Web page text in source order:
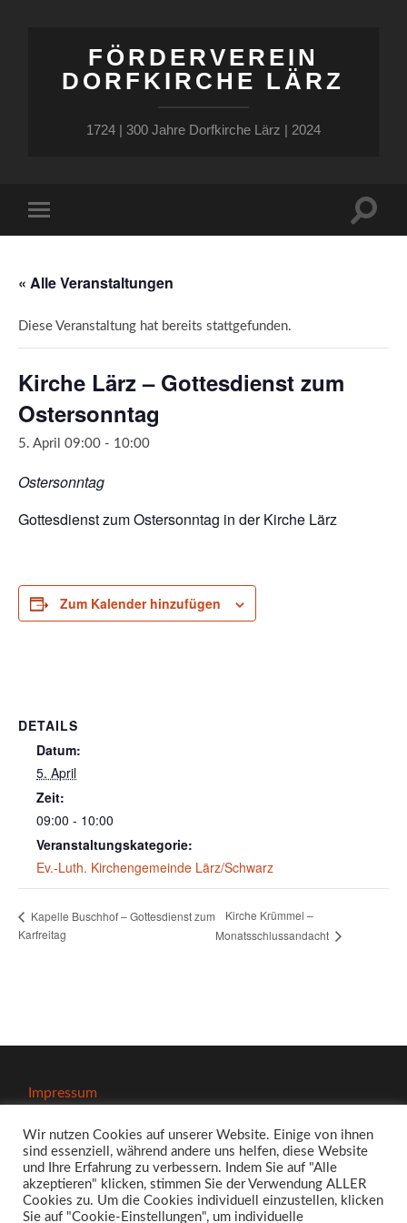
FÖRDERVEREIN
DORFKIRCHE LÄRZ
1724 | 300 Jahre Dorfkirche Lärz | 2024
Menü
« Alle Veranstaltungen
Diese Veranstaltung hat bereits stattgefunden.
Kirche Lärz – Gottesdienst zum
Ostersonntag
5. April 09:00 - 10:00
Ostersonntag
Gottesdienst zum Ostersonntag in der Kirche Lärz
Zum Kalender hinzufügen
DETAILS
Datum:
5. April
Zeit:
09:00 - 10:00
Veranstaltungskategorie:
Ev.-Luth. Kirchengemeinde Lärz/Schwarz
Kapelle Buschhof – Gottesdienst zum
Karfreitag
Kirche Krümmel –
Monatsschlussandacht
Impressum
Datenschutzerklärung
Wir nutzen Cookies auf unserer Website. Einige von ihnen
sind essenziell, während andere uns helfen, diese Website
und Ihre Erfahrung zu verbessern. Indem Sie auf "Alle
akzeptieren" klicken, stimmen Sie der Verwendung ALLER
Cookies zu. Um die Cookies individuell einzustellen, klicken
Sie auf "Cookie-Einstellungen", um individuelle